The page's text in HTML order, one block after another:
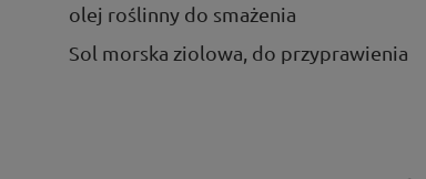
olej roślinny do smażenia
Sol morska ziolowa, do przyprawienia